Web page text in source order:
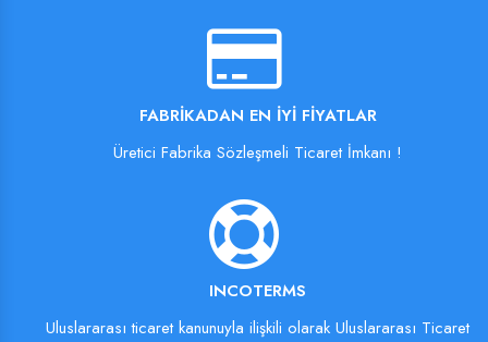
FABRIKADAN EN İYI FIYATLAR
Üretici Fabrika Sözleşmeli Ticaret İmkanı !
INCOTERMS
Uluslararası ticaret kanunuyla ilişkili olarak Uluslararası Ticaret